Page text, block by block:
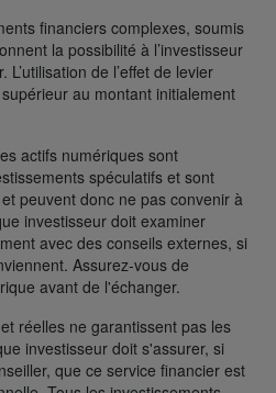
financiers complexes, soumis
la possibilité à l’investisseur
L’utilisation de l’effet de levier
au montant initialement
actifs numériques sont
spéculatifs et sont
peuvent donc ne pas convenir à
investisseur doit examiner
avec des conseils externes, si
Assurez-vous de
avant de l'échanger.
réelles ne garantissent pas les
investisseur doit s'assurer, si
que ce service financier est